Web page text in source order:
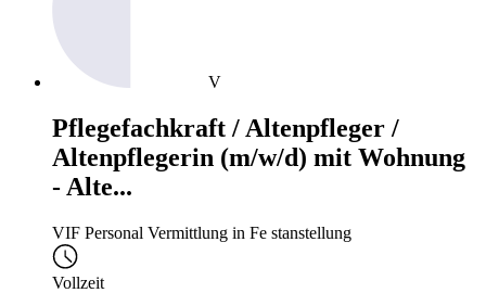
V
Pflegefachkraft / Altenpfleger /
Altenpflegerin (m/w/d) mit Wohnung
- Alte...
VIF Personal Vermittlung in Fe stanstellung
Vollzeit